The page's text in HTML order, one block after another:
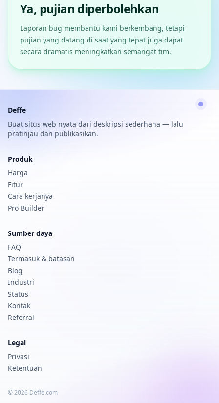
Ya, pujian diperbolehkan
Laporan bug membantu kami berkembang, tetapi
pujian yang datang di saat yang tepat juga dapat
secara dramatis meningkatkan semangat tim.
Deffe
Buat situs web nyata dari deskripsi sederhana — lalu
pratinjau dan publikasikan.
Produk
Harga
Fitur
Cara kerjanya
Pro Builder
Sumber daya
FAQ
Termasuk & batasan
Blog
Industri
Status
Kontak
Referral
Legal
Privasi
Ketentuan
© 2026 Deffe.com